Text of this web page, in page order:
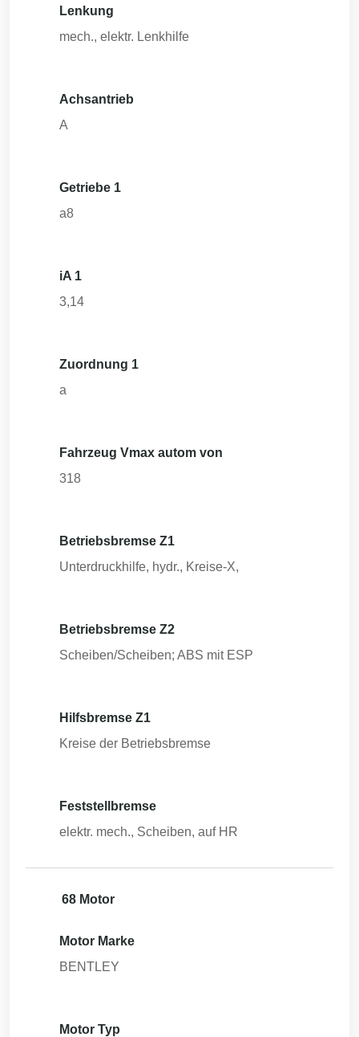
Lenkung
mech., elektr. Lenkhilfe
Achsantrieb
A
Getriebe 1
a8
iA 1
3,14
Zuordnung 1
a
Fahrzeug Vmax autom von
318
Betriebsbremse Z1
Unterdruckhilfe, hydr., Kreise-X,
Betriebsbremse Z2
Scheiben/Scheiben; ABS mit ESP
Hilfsbremse Z1
Kreise der Betriebsbremse
Feststellbremse
elektr. mech., Scheiben, auf HR
68 Motor
Motor Marke
BENTLEY
Motor Typ